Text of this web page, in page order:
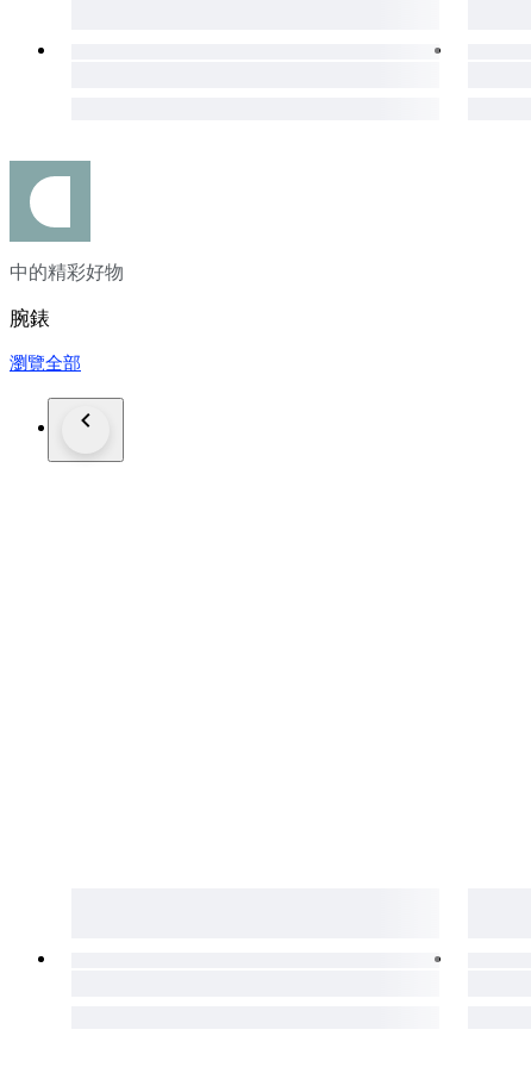
中的精彩好物
腕錶
瀏覽全部